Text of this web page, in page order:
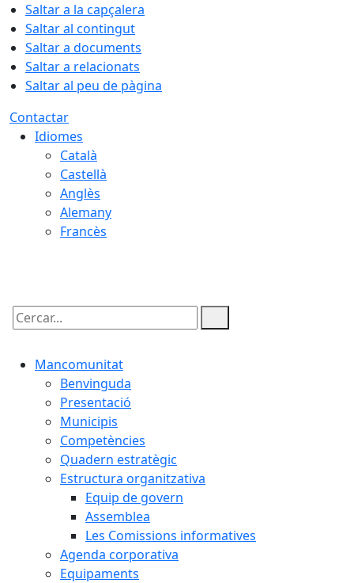
Saltar a la capçalera
Saltar al contingut
Saltar a documents
Saltar a relacionats
Saltar al peu de pàgina
Contactar
Idiomes
Català
Castellà
Anglès
Alemany
Francès
Cercar:
Mancomunitat
Benvinguda
Presentació
Municipis
Competències
Quadern estratègic
Estructura organitzativa
Equip de govern
Assemblea
Les Comissions informatives
Agenda corporativa
Equipaments